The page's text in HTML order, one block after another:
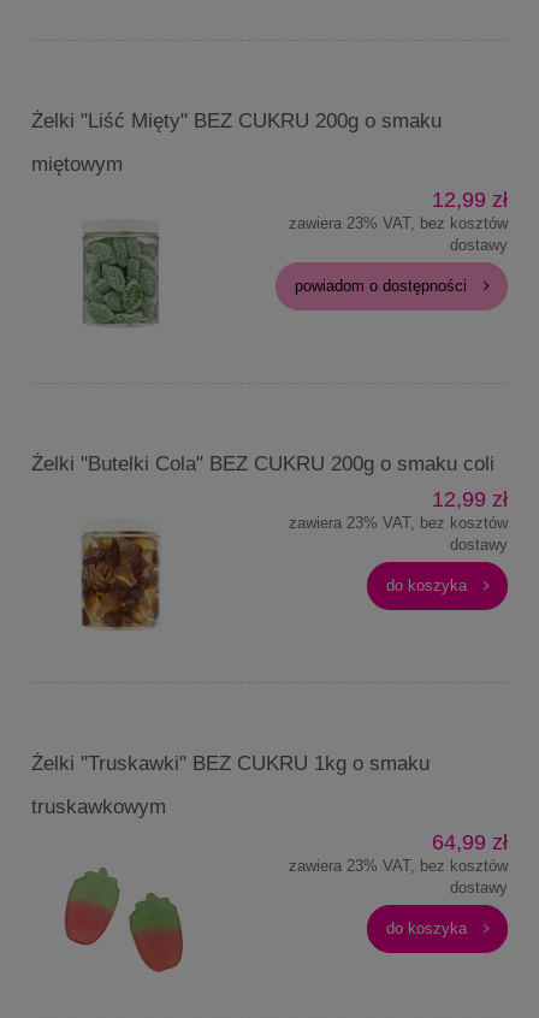
Żelki "Liść Mięty" BEZ CUKRU 200g o smaku
miętowym
12,99 zł
zawiera 23% VAT, bez kosztów
dostawy
powiadom o dostępności
Żelki "Butelki Cola" BEZ CUKRU 200g o smaku coli
12,99 zł
zawiera 23% VAT, bez kosztów
dostawy
do koszyka
Żelki "Truskawki" BEZ CUKRU 1kg o smaku
truskawkowym
64,99 zł
zawiera 23% VAT, bez kosztów
dostawy
do koszyka